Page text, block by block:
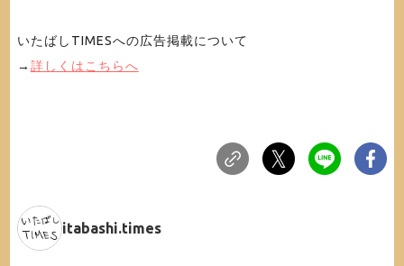
いたばしTIMESへの広告掲載について
→ 詳しくはこちらへ
itabashi.times